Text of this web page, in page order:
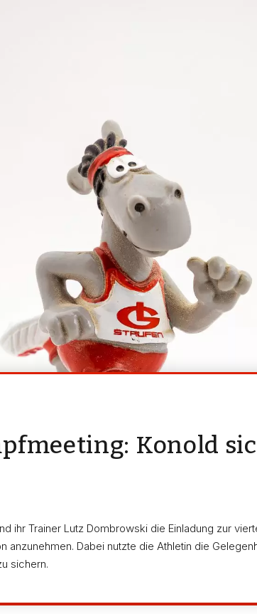
Konold
ihr Trainer Lutz Dombrowski die Einladung zur
Dabei nutzte die Athletin die
sichern.